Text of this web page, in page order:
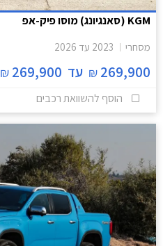
KGM (סאנגיונג) מוסו פיק-אפ
מסחרי 2023 עד 2026
269,900
₪ עד 269,900
₪
הוסף להשוואת רכבים